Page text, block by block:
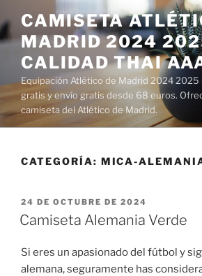
al
contenido
CAMISETA
MADRID 2024
CALIDAD THAI
Equipación Atlético de Madrid 2024 2025
gratis y envío gratis desde 68 euros.
camiseta del Atlético de Madrid.
CATEGORÍA: MICA-
PUBLICADO
EL
24 DE OCTUBRE DE 2024
Camiseta Alemania Verde
Si eres un apasionado del fútbol y
alemana, seguramente has